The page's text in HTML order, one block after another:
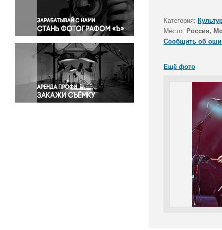
Правосудие
Происшествия и конфликты
Религия
Светская жизнь
Спорт
Экология
Экономика и бизнес
Категория:
Место: Россия,
Сообщить об
Ещё фото